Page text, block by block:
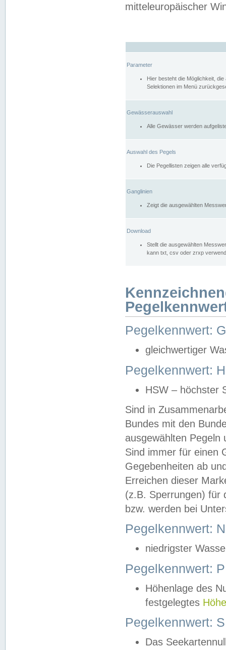
mitteleuropäischer
Parameter
Hier besteht die Möglichkeit,
Selektionen im Menü
Gewässerauswahl
Alle Gewässer werden
Auswahl des Pegels
Die Pegellisten zeigen alle
Ganglinien
Zeigt die ausgewählten
Download
Stellt die ausgewählten
kann txt, csv oder zrxp
Pegelkennwert:
gleichwertiger
Pegelkennwert:
HSW – höchster
Sind in
Bundes mit den
ausgewählten
Sind immer für einen
Gegebenheiten ab
Erreichen dieser
(z.B. Sperrungen) für
bzw. werden bei
Pegelkennwert:
niedrigster
Pegelkennwert:
Höhenlage des
festgelegtes
Pegelkennwert:
Das